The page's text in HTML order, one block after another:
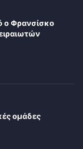
ο Φρανσίσκο
ομάδες